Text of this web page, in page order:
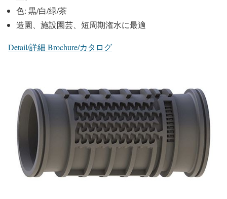
色: 黒/白/緑/茶
造園、施設園芸、短周期潅水に最適
Detail/詳細 Brochure/カタログ